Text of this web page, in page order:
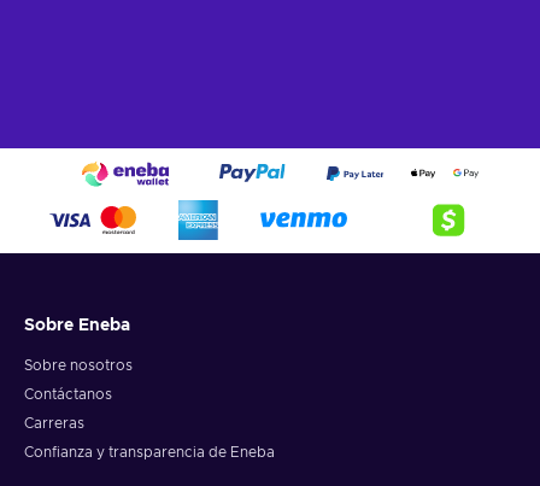
Sobre Eneba
Sobre nosotros
Contáctanos
Carreras
Confianza y transparencia de Eneba